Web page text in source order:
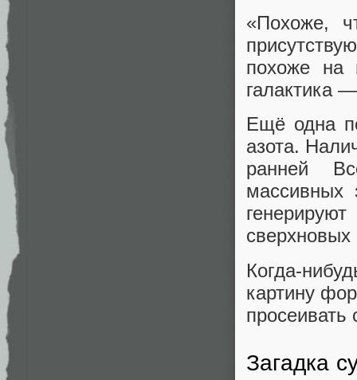
«Похоже,
похоже на
галактика
Ещё одна
азота.
ранней
массивных
сверхновых
Когда-
картину
Загадка